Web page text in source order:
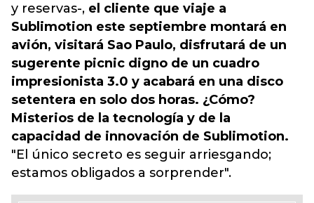
y reservas-, el cliente que viaje a
Sublimotion este septiembre montará en
avión, visitará Sao Paulo, disfrutará de un
sugerente picnic digno de un cuadro
impresionista 3.0 y acabará en una disco
setentera en solo dos horas. ¿Cómo?
Misterios de la tecnología y de la
capacidad de innovación de Sublimotion.
"El único secreto es seguir arriesgando;
estamos obligados a sorprender".